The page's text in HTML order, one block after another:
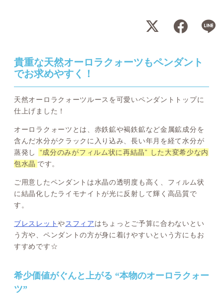
貴重な天然オーロラクォーツもペンダント
でお求めやすく！
天然オーロラクォーツルースを可愛いペンダントトップに
仕上げました！
オーロラクォーツとは、赤鉄鉱や褐鉄鉱など金属鉱成分を
含んだ水分がクラックに入り込み、長い年月を経て水分が
蒸発し
“成分のみがフィルム状に再結晶” した大変希少な内
包水晶 です。
ご用意したペンダントは水晶の透明度も高く、フィルム状
に結晶化したライモナイトが光に反射して輝く高品質で
す。
ブレスレットやスフィアはちょっとご予算に合わないとい
う方や、ペンダントの方が身に着けやすいという方にもお
すすめです☆
希少価値がぐんと上がる “本物のオーロラクォー
ツ”